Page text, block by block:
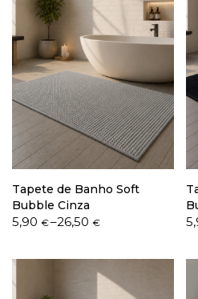
Tapete de Banho Soft
Bubble Cinza
5,90 €–26,50€
Price
26,50 €